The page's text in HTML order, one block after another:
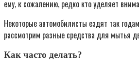
ему, к сожалению, редко кто уделяет
Некоторые автомобилисты ездят так
рассмотрим разные средства для мытья
Как часто делать?